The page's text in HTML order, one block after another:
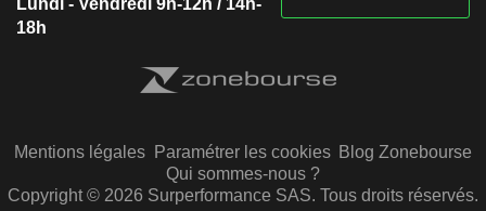
18h
Mentions légales Paramétrer les cookies Blog Zonebourse
Qui sommes-nous ?
Copyright © 2026 Surperformance SAS. Tous droits réservés.